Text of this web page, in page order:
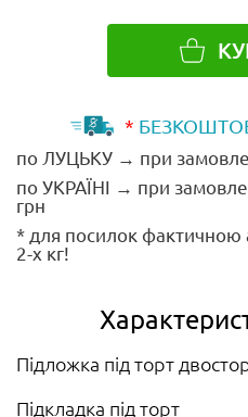
*
по ЛУЦЬКУ → при
по УКРАЇНІ → при
грн
* для посилок
2-х кг!
Підложка під торт
Підкладка під торт